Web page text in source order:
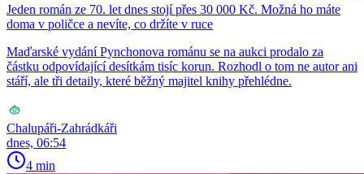
Jeden román ze 70. let dnes stojí přes 30 000 Kč. Možná ho máte
doma v poličce a nevíte, co držíte v ruce
Maďarské vydání Pynchonova románu se na aukci prodalo za
částku odpovídající desítkám tisíc korun. Rozhodl o tom ne autor ani
stáří, ale tři detaily, které běžný majitel knihy přehlédne.
Chalupáři-Zahrádkáři
dnes, 06:54
4 min